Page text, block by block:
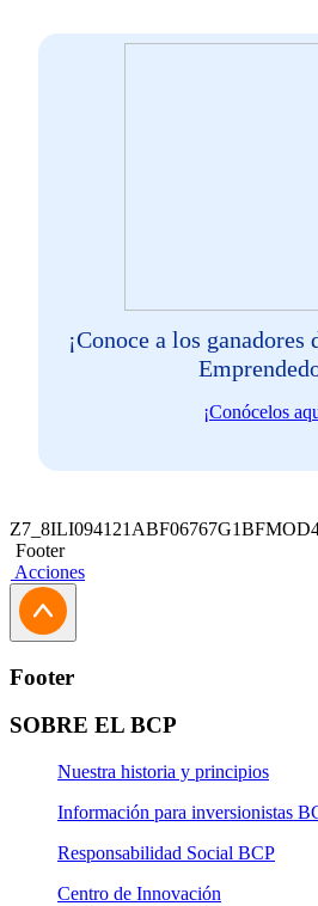
¡Conoce a los
¡Conócelos
Footer
Acciones
Footer
SOBRE EL BCP
Nuestra historia y principios
Información para inversionistas
Responsabilidad Social BCP
Centro de Innovación